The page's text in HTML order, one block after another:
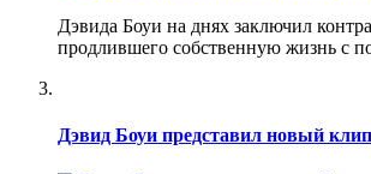
Дэвида Боуи на днях заключил
продлившего собственную жизнь с
Дэвид Боуи представил новый клип